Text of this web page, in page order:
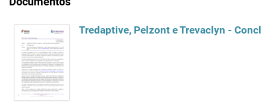
Tredaptive, Pelzont e Trevaclyn -